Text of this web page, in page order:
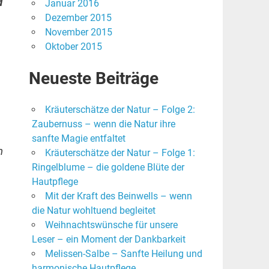
Januar 2016
Dezember 2015
November 2015
Oktober 2015
Neueste Beiträge
Kräuterschätze der Natur – Folge 2:
Zaubernuss – wenn die Natur ihre
sanfte Magie entfaltet
Kräuterschätze der Natur – Folge 1:
Ringelblume – die goldene Blüte der
Hautpflege
Mit der Kraft des Beinwells – wenn
die Natur wohltuend begleitet
Weihnachtswünsche für unsere
Leser – ein Moment der Dankbarkeit
Melissen-Salbe – Sanfte Heilung und